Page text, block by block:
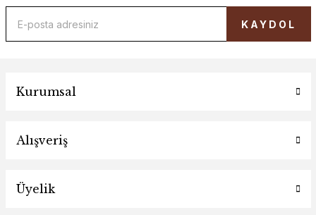
KAYDOL
Kurumsal
Alışveriş
Üyelik